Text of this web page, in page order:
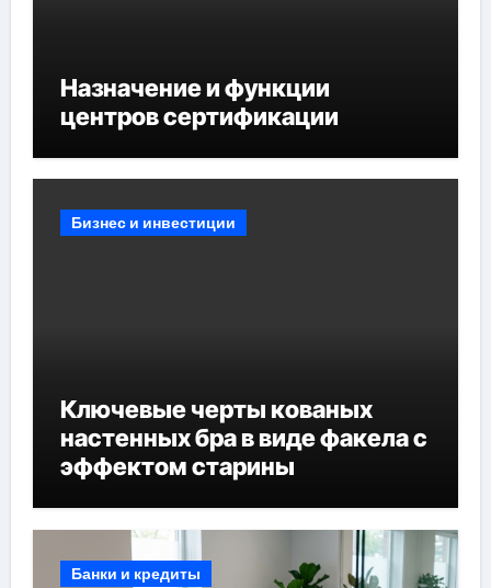
Назначение и функции
центров сертификации
Бизнес и инвестиции
Ключевые черты кованых
настенных бра в виде факела с
эффектом старины
Банки и кредиты